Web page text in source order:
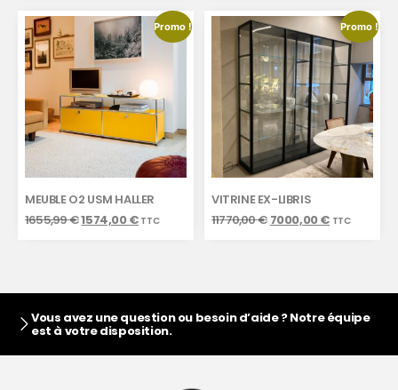
Promo !
MEUBLE O2 USM HALLER
1655,99€1574,00€ TTC
Promo !
VITRINE EX-LIBRIS
11770,00€ 7000,00€ TTC
Vous avez une question ou besoin d’aide ? Notre équipe
est à votre disposition.